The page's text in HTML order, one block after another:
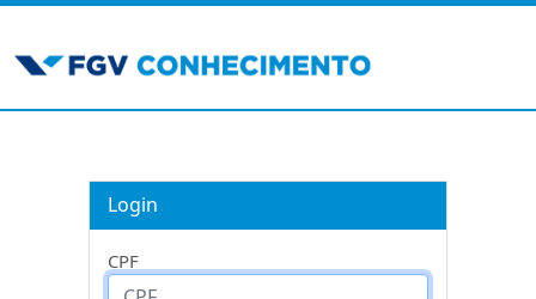
Login
CPF